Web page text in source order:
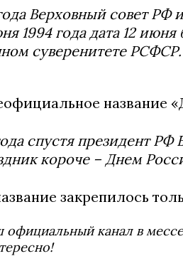
Верховный совет РФ
1994 года дата 12
суверенитете РСФСР.
название
спустя президент
короче – Днем
закрепилось
официальный канал в